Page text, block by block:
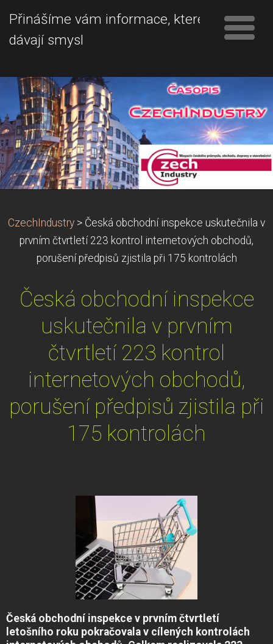
Přinášíme vám informace, které
dávají smysl
CzechIndustry > Česká obchodní inspekce uskutečnila v
prvním čtvrtletí 223 kontrol internetových obchodů,
porušení předpisů zjistila při 175 kontrolách
Česká obchodní inspekce
uskutečnila v prvním
čtvrtletí 223 kontrol
internetových obchodů,
porušení předpisů zjistila při
175 kontrolách
Česká obchodní inspekce v prvním čtvrtletí
letošního roku pokračovala v cílených kontrolách